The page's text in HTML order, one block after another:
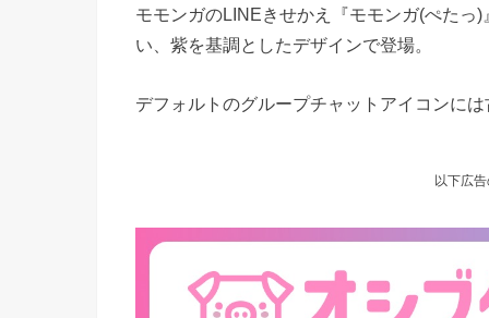
モモンガのLINEきせかえ『モモンガ(ぺたっ
い、紫を基調としたデザインで登場。
デフォルトのグループチャットアイコンに
以下広